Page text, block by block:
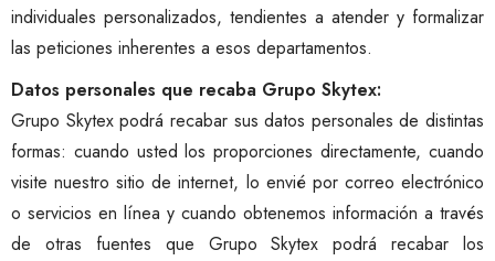
individuales personalizados, tendientes a atender y formalizar
las peticiones inherentes a esos departamentos.
Datos personales que recaba Grupo Skytex:
Grupo Skytex podrá recabar sus datos personales de distintas
formas: cuando usted los proporciones directamente, cuando
visite nuestro sitio de internet, lo envié por correo electrónico
o servicios en línea y cuando obtenemos información a través
de otras fuentes que Grupo Skytex podrá recabar los